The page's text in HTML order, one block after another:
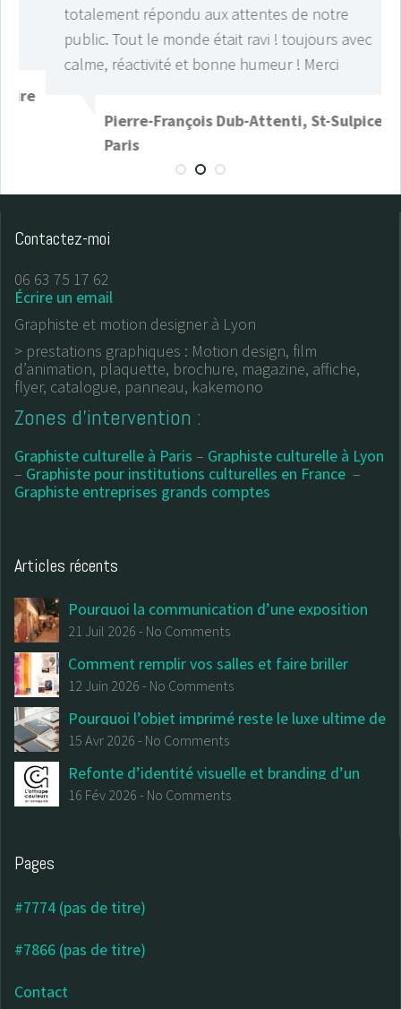
totalement répondu aux attentes de notre
public. Tout le monde était ravi ! toujours avec
calme, réactivité et bonne humeur ! Merci
Pierre-François Dub-Attenti, St-Sulpice de
Paris
Contactez-moi
06 63 75 17 62
Écrire un email
Graphiste et motion designer à Lyon
> prestations graphiques : Motion design, film
d’animation, plaquette, brochure, magazine, affiche,
flyer, catalogue, panneau, kakemono
Zones d’intervention :
Graphiste culturelle à Paris – Graphiste culturelle à Lyon
– Graphiste pour institutions culturelles en France –
Graphiste entreprises grands comptes
Articles récents
Pourquoi la communication d’une exposition
commence avant la première salle
21 Juil 2026 - No Comments
Comment remplir vos salles et faire briller
votre institution : Le (vrai) guide du design
culturel et de la billetterie
12 Juin 2026 - No Comments
Pourquoi l’objet imprimé reste le luxe ultime de
votre communication institutionnelle
15 Avr 2026 - No Comments
Refonte d’identité visuelle et branding d’un
centre d’art contemporain
16 Fév 2026 - No Comments
Pages
#7774 (pas de titre)
#7866 (pas de titre)
Contact